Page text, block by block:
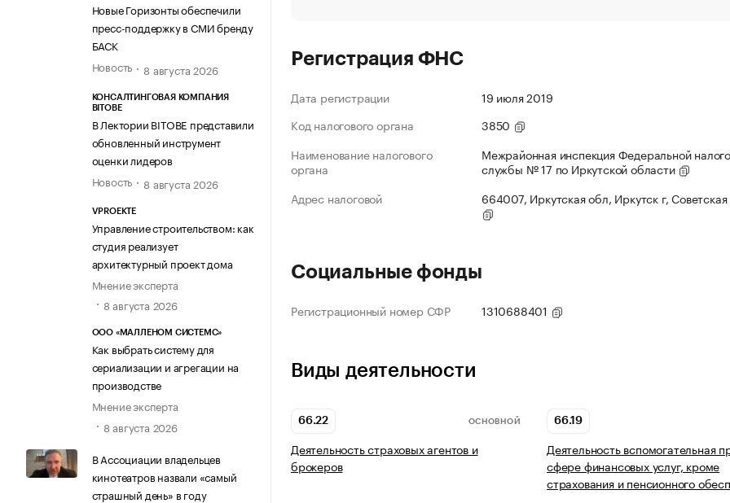
Новые Горизонты обеспечили
пресс-поддержку в СМИ бренду
БАСК
Новость
8 августа 2026
КОНСАЛТИНГОВАЯ КОМПАНИЯ
BITOBE
В Лектории BITOBE представили
обновленный инструмент
оценки лидеров
Новость
8 августа 2026
VPROEKTE
Управление строительством: как
студия реализует
архитектурный проект дома
Мнение эксперта
8 августа 2026
ООО «МАЛЛЕНОМ СИСТЕМС»
Как выбрать систему для
сериализации и агрегации на
производстве
Мнение эксперта
8 августа 2026
В Ассоциации владельцев
кинотеатров назвали «самый
страшный день» в году
Регистрация ФНС
Дата регистрации
19 июля 2019
Код налогового органа
3850
Наименование налогового
органа
Межрайонная инспекция Федеральной
службы № 17 по Иркутской области
Адрес налоговой
664007, Иркутская обл, Иркутск г,
Социальные фонды
Регистрационный номер СФР 1310688401
Виды деятельности
66.22 ОСНОВНОЙ
Деятельность страховых агентов и
брокеров
66.19
Деятельность вспомогательная
сфере финансовых услуг, кроме
страхования и пенсионного